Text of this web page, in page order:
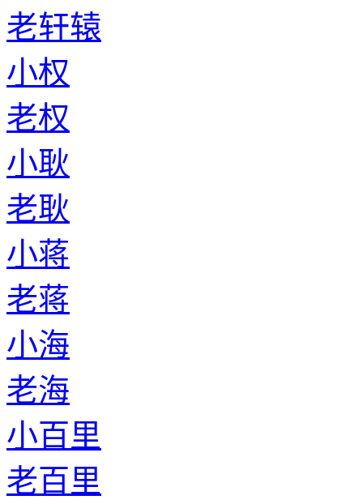
老轩辕
小权
老权
小耿
老耿
小蒋
老蒋
小海
老海
小百里
老百里